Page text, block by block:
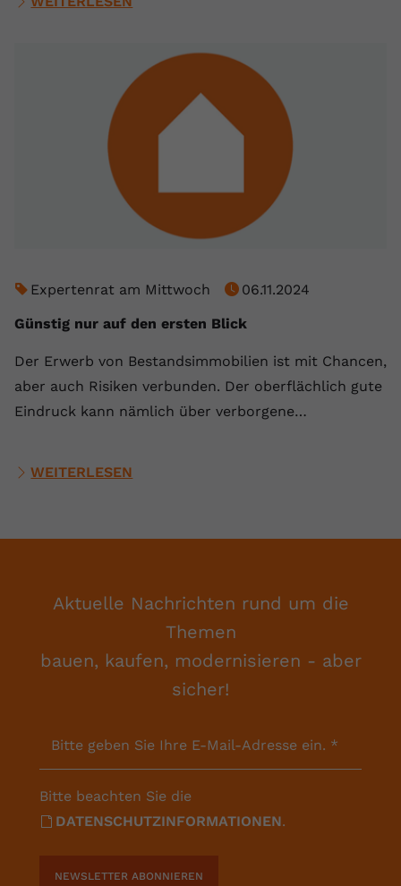
Expertenrat am Mittwoch
06.11.2024
Günstig nur auf den ersten Blick
Der Erwerb von Bestandsimmobilien ist mit Chancen,
aber auch Risiken verbunden. Der oberflächlich gute
Eindruck kann nämlich über verborgene…
WEITERLESEN
Aktuelle Nachrichten rund um die
Themen
bauen, kaufen, modernisieren - aber
sicher!
Bitte geben Sie Ihre E-Mail-Adresse ein. *
Bitte beachten Sie die
DATENSCHUTZINFORMATIONEN.
NEWSLETTER ABONNIEREN